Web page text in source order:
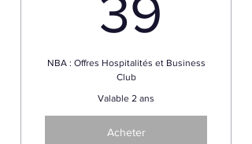
39
NBA : Offres Hospitalités et Business
Club
Valable 2 ans
Acheter